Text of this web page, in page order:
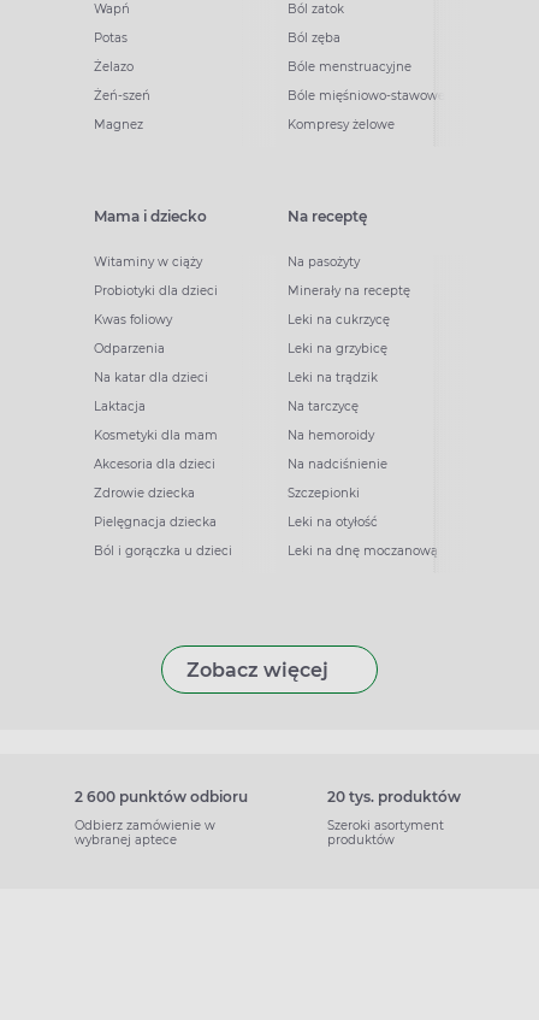
Wapń
Potas
Żelazo
Żeń-szeń
Magnez
Ból zatok
Ból zęba
Bóle menstruacyjne
Bóle mięśniowo-stawowe
Kompresy żelowe
Mama i dziecko
Witaminy w ciąży
Probiotyki dla dzieci
Kwas foliowy
Odparzenia
Na katar dla dzieci
Laktacja
Kosmetyki dla mam
Akcesoria dla dzieci
Zdrowie dziecka
Pielęgnacja dziecka
Ból i gorączka u dzieci
Na receptę
Na pasożyty
Minerały na receptę
Leki na cukrzycę
Leki na grzybicę
Leki na trądzik
Na tarczycę
Na hemoroidy
Na nadciśnienie
Szczepionki
Leki na otyłość
Leki na dnę moczanową
Zobacz więcej
2 600 punktów odbioru
Odbierz zamówienie w
wybranej aptece
20 tys. produktów
Szeroki asortyment
produktów